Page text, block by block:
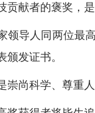
献者的褒奖，是
导人同两位最高
颁发证书。
尚科学、尊重人